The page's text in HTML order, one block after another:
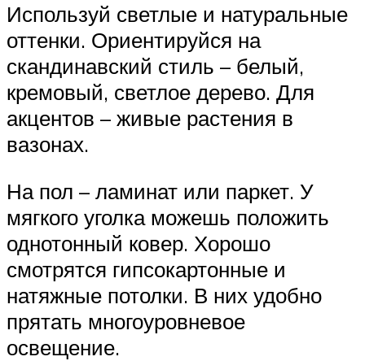
Используй светлые и натуральные
оттенки. Ориентируйся на
скандинавский стиль – белый,
кремовый, светлое дерево. Для
акцентов – живые растения в
вазонах.
На пол – ламинат или паркет. У
мягкого уголка можешь положить
однотонный ковер. Хорошо
смотрятся гипсокартонные и
натяжные потолки. В них удобно
прятать многоуровневое
освещение.